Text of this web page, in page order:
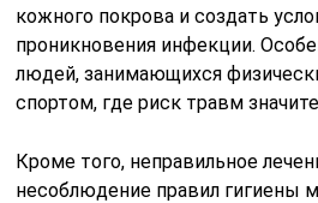
кожного покрова и создать
проникновения инфекции.
людей, занимающихся
спортом, где риск травм
Кроме того, неправильное
несоблюдение правил гигиены